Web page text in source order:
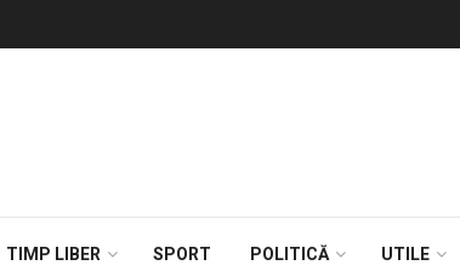
TIMP LIBER SPORT POLITICĂ UTILE